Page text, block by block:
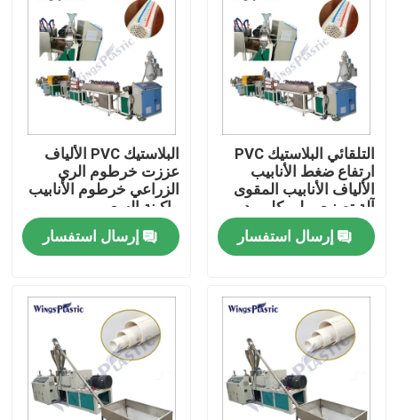
معلومات عنا
جولة في المعمل
اتصل بنا
آلة بثق الأنابيب البلاستيكية
خط بثق الأنبوب البلاستيكي
آلة بثق الأنبوب البلاستيكي
HDPE آلة بثق الأنابيب
التلقائي البلاستيك PVC
ارتفاع ضغط الأنابيب
الألياف الأنابيب المقوى
آلة تصنيع بولي كلوريد
الفينيل تجديل آلة بثق
الأنبوبإرسال استفسار
البلاستيك PVC الألياف
عززت خرطوم الري
الزراعي خرطوم الأنابيب
ماكينة السعر
إرسال استفسار